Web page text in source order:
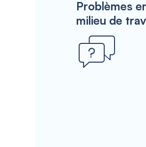
Problèmes
milieu de